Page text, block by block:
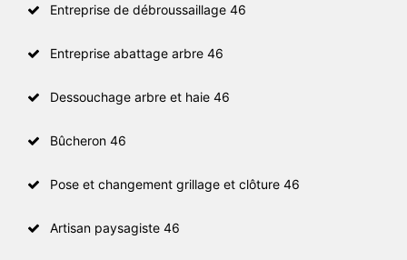
Entreprise de débroussaillage 46
Entreprise abattage arbre 46
Dessouchage arbre et haie 46
Bûcheron 46
Pose et changement grillage et clôture 46
Artisan paysagiste 46